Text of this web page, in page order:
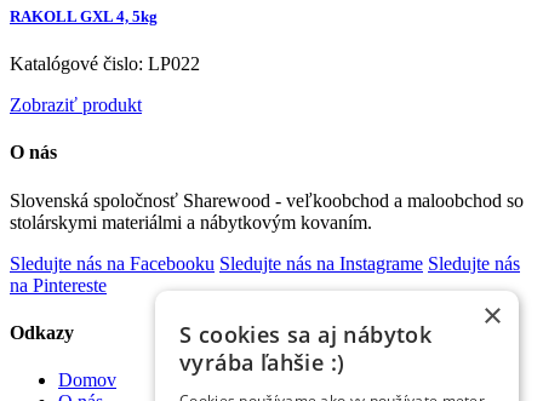
RAKOLL GXL 4, 5kg
Katalógové čislo: LP022
Zobraziť produkt
O nás
Slovenská spoločnosť Sharewood - veľkoobchod a maloobchod so
stolárskymi materiálmi a nábytkovým kovaním.
Sledujte nás na Facebooku Sledujte nás na Instagrame Sledujte nás
na Pintereste
Odkazy
Domov
×
S cookies sa aj nábytok
vyrába ľahšie :)